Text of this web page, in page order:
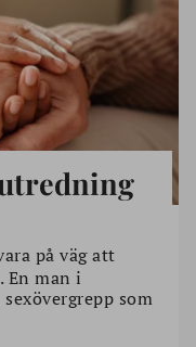
på väg att
En man i
som